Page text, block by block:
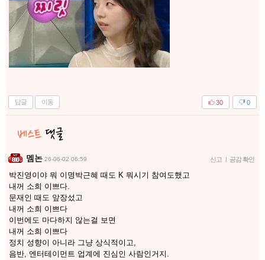
답글 이동 0
30
멤논 26-06-02 06:59 신고 | 공감 확인
박진영이야 뭐 이명박근혜 때도 K 뭐시기 참여도했고
내꺼 소희 이쁘다.
문재인 때도 앞장섰고
내꺼 소희 이쁘다
이번에도 마다하지 않는걸 보면
내꺼 소희 이쁘다
정치 성향이 아니라 그냥 상식적이고,
음반, 엔터테이먼트 업계에 진심인 사람인거지.